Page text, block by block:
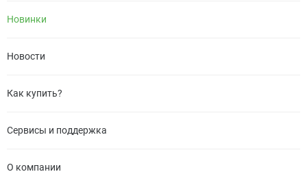
Новинки
Новости
Как купить?
Сервисы и поддержка
О компании